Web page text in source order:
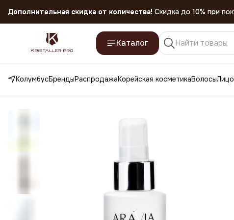
Скидка 45% на все товары до 31.07.2026
Каталог
КолумбусБрендыРаспродажаКорейская косметикаВолосыЛицо